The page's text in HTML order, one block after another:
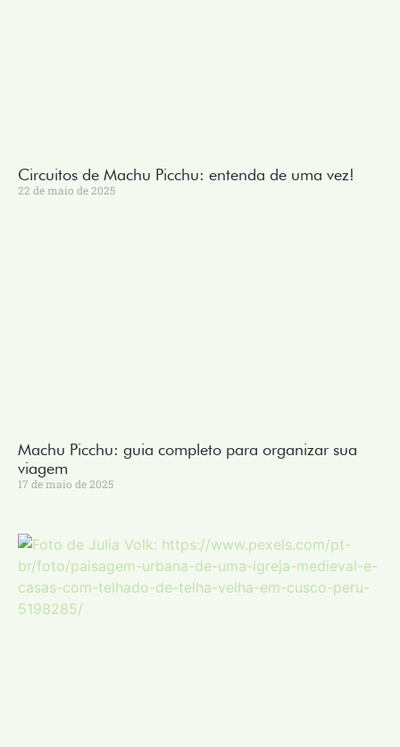
Circuitos de Machu Picchu: entenda de uma vez!
22 de maio de 2025
Machu Picchu: guia completo para organizar sua
viagem
17 de maio de 2025